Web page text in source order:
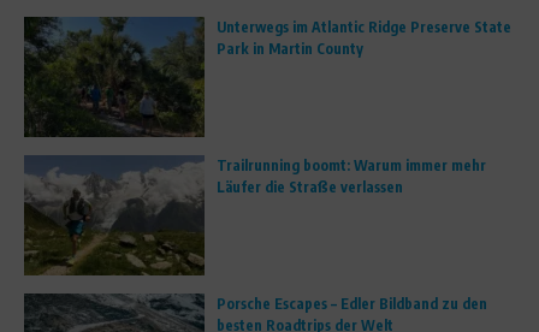
Unterwegs im Atlantic Ridge Preserve State
Park in Martin County
Trailrunning boomt: Warum immer mehr
Läufer die Straße verlassen
Porsche Escapes – Edler Bildband zu den
besten Roadtrips der Welt